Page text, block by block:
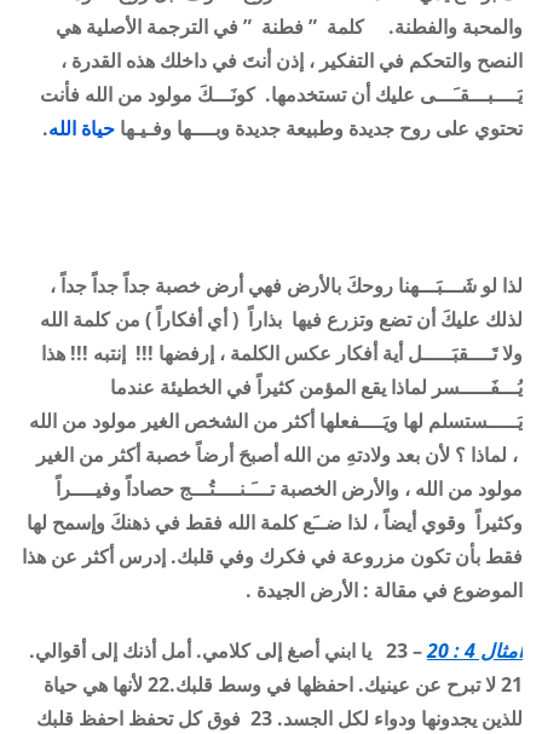
والمحبة والفطنة. كلمة ” فطنة ” في الترجمة الأصلية هي
النصح والتحكم في التفكير ، إذن أنتَ في داخلك هذه القدرة ،
يَــــبـــقـَـــى عليك أن تستخدمها. كونَـــكَ مولود من الله فأنت
تحتوي على روح جديدة وطبيعة جديدة وبــــها وفـيـها حياة الله.
لذا لو شَـــبَـــهنا روحكَ بالأرض فهي أرض خصبة جداً جداً جداً ،
لذلك عليكَ أن تضع وتزرع فيها بذاراً ( أي أفكاراً ) من كلمة الله
ولا تَــــقبَـــــل أية أفكار عكس الكلمة ، إرفضها !!! إنتبه !!! هذا
يُـــفَـــــسر لماذا يقع المؤمن كثيراً في الخطيئة عندما
يَـــــستسلم لها ويَــــفعلها أكثر من الشخص الغير مولود من الله
، لماذا ؟ لأن بعد ولادتهِ من الله أصبحَ أرضاً خصبة أكثر من الغير
مولود من الله ، والأرض الخصبة تـــَـنــــتُـــج حصاداً وفيــــراً
وكثيراً وقوي أيضاً ، لذا ضــَع كلمة الله فقط في ذهنكَ وإسمح لها
فقط بأن تكون مزروعة في فكرك وفي قلبك. إدرس أكثر عن هذا
الموضوع في مقالة : الأرض الجيدة .
أمثال 4 : 20
– 23 يا ابني أصغ إلى كلامي. أمل أذنك إلى أقوالي.
21 لا تبرح عن عينيك. احفظها في وسط قلبك.22 لأنها هي حياة
للذين يجدونها ودواء لكل الجسد. 23 فوق كل تحفظ احفظ قلبك